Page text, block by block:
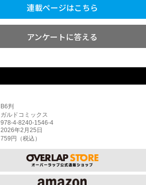
連載ページはこちら
アンケートに答える
B6判
ガルドコミックス
978-4-8240-1546-4
2026年2月25日
759円（税込）